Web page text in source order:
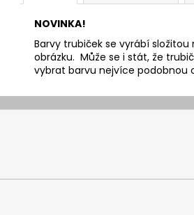
NOVINKA!
Barvy trubiček se vyrábí
obrázku. Může se i stát, že
vybrat barvu nejvíce podobnou